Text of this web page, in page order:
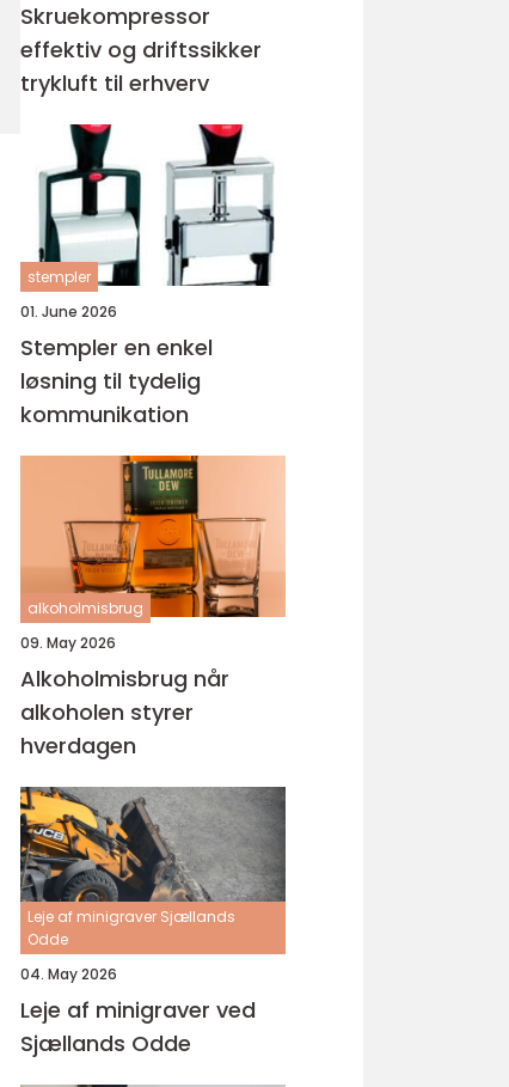
Skruekompressor
effektiv og driftssikker
trykluft til erhverv
stempler
01. June 2026
Stempler en enkel
løsning til tydelig
kommunikation
alkoholmisbrug
09. May 2026
Alkoholmisbrug når
alkoholen styrer
hverdagen
Leje af minigraver Sjællands
Odde
04. May 2026
Leje af minigraver ved
Sjællands Odde